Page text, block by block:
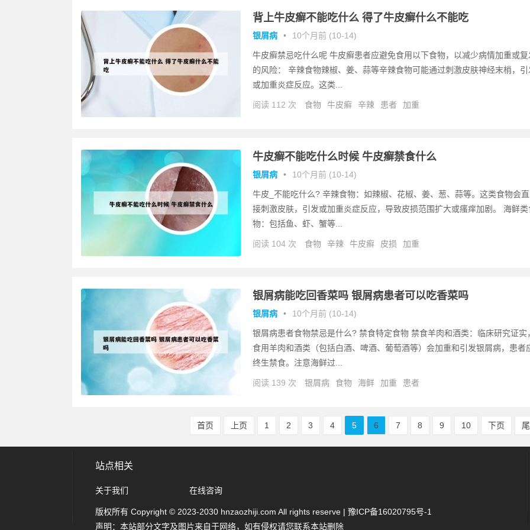
背上牛皮癣不能吃什么 得了牛皮癣什么不能吃
银屑病 • 10个月前 (10-14)
牛皮癣禁忌吃什么呢 牛皮癣患者应避免食用以下食物，以减少病情加重或复
的风险： 辛辣食物辣椒、姜、蒜等辛辣食物可能通过刺激皮肤神经末梢，引
或加重炎症反应。这类...
阅读 112 次 食物 牛皮癣 辛辣 患者 加重
牛皮癣不能吃什么时候 牛皮癣禁食什么
银屑病 • 10个月前 (10-14)
牛皮_不能吃什么? 辛辣食物：如辣椒、花椒、姜、葱、蒜等。这类食物会直
接刺激皮肤，引发或加重炎症反应，导致皮损范围扩大或瘙痒加剧。 海鲜类
物：包括鱼、虾、蟹等...
阅读 104 次 食物 辛辣 牛皮癣 皮损 加重
银屑病能吃回香菜吗 银屑病患者可以吃香菜吗
银屑病 • 10个月前 (10-14)
银屑病患者食物禁忌是什么? 禁食特定食物 禁食羊肉和酒类：临床研究证实，
食用羊肉和酒类（包括白酒、啤酒、葡萄酒等）会加重和引发银屑病，患者
终生禁食。注意海鲜过...
阅读 139 次 银屑病 食物 海鲜 加重 患者
首页 上页 1 2 3 4 5 6 7 8 9 10 下页
站点相关
关于我们 在线咨询
版权所有 Copyright © 2023-2030 hnzaozhiji.com All rights reserve | 豫ICP备16020795号-1
声明：本站部分文字及图片来自于网络，如有侵权请您联系本站删除